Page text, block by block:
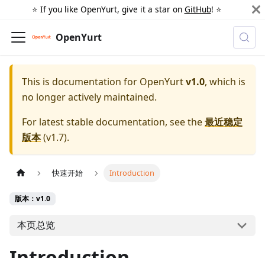
⭐️ If you like OpenYurt, give it a star on GitHub! ⭐️
OpenYurt
This is documentation for OpenYurtv1.0, which is
no longer actively maintained.
For latest stable documentation, see the最近稳定
版本(v1.7).
快速开始 Introduction
版本：v1.0
本页总览